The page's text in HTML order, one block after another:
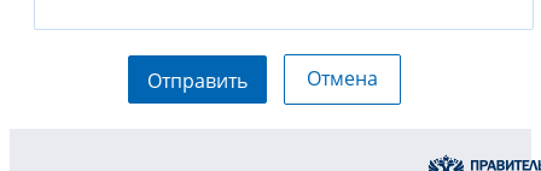
Отправить Отмена